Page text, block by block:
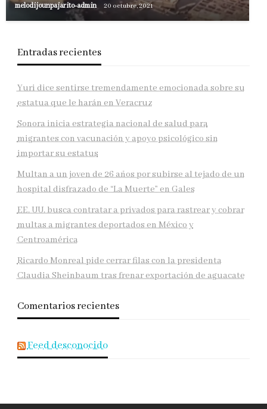
melodijounpajarito-admin 20 octubre, 2021
Entradas recientes
Yuri dice sentirse tremendamente emocionada sobre su
estatua que le harán en Veracruz
Sonora inicia estrategia nacional de salud para
migrantes con vacunación y apoyo psicológico sin
importar su estatus
Multan a un joven de 26 años por subirse al tejado de un
hospital disfrazado de “La Muerte” en Gales
EE. UU. busca contratar a privados para rastrear y cobrar
multas a migrantes deportados en México y
Centroamérica
Ricardo Monreal pide cerrar filas con la presidenta
Claudia Sheinbaum tras frenar exportación de aguacate
Comentarios recientes
Feed desconocido